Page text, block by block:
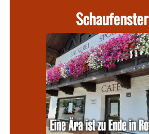
Schaufenster